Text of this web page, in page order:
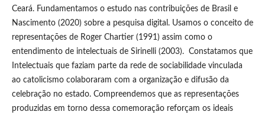
Ceará. Fundamentamos o estudo nas contribuições de Brasil e
Nascimento (2020) sobre a pesquisa digital. Usamos o conceito de
representações de Roger Chartier (1991) assim como o
entendimento de intelectuais de Sirinelli (2003). Constatamos que
Intelectuais que faziam parte da rede de sociabilidade vinculada
ao catolicismo colaboraram com a organização e difusão da
celebração no estado. Compreendemos que as representações
produzidas em torno dessa comemoração reforçam os ideais